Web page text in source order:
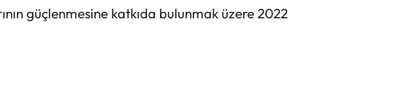
güçlenmesine katkıda bulunmak üzere 2022